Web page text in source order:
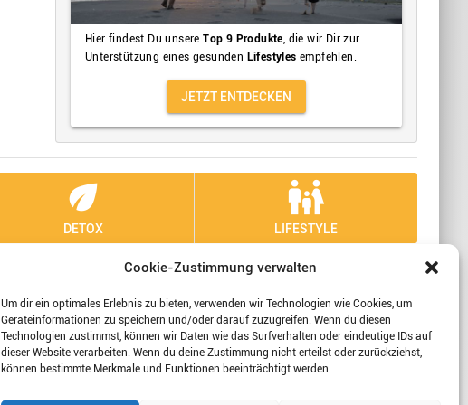
Cookie-Zustimmung verwalten
Um dir ein optimales Erlebnis zu bieten, verwenden wir Technologien wie Cookies, um
Geräteinformationen zu speichern und/oder darauf zuzugreifen. Wenn du diesen
Technologien zustimmst, können wir Daten wie das Surfverhalten oder eindeutige IDs auf
dieser Website verarbeiten. Wenn du deine Zustimmung nicht erteilst oder zurückziehst,
können bestimmte Merkmale und Funktionen beeinträchtigt werden.
Hier findest Du unsereTop 9 Produkte, die wir Dir zur
Unterstützung eines gesunden Lifestylesempfehlen.
JETZT ENTDECKEN
eco
DETOX
family_restroom
LIFESTYLE
Shop-Bewertungen